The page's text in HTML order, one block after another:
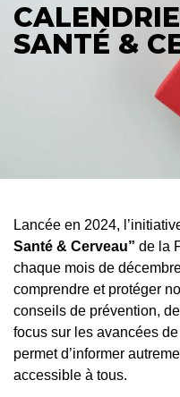
SANTÉ &
Lancée en 2024,
Santé & Cerveau” de la
chaque mois de
comprendre et protéger
conseils de prévention,
focus sur les avancées
permet d’informer
accessible à tous.